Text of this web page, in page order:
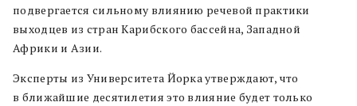
подвергается сильному влиянию речевой практики
выходцев из стран Карибского бассейна, Западной
Африки и Азии.
Эксперты из Университета Йорка утверждают, что
в ближайшие десятилетия это влияние будет только